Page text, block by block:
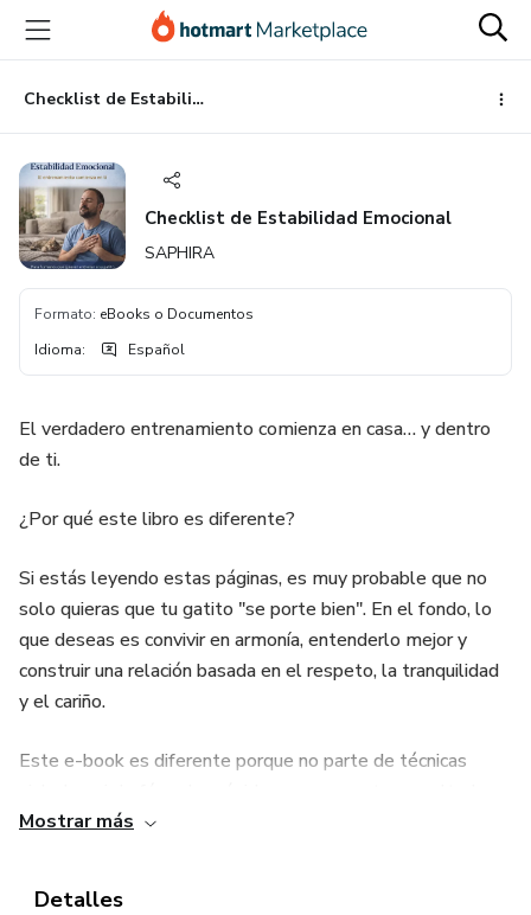
principal
página
de
página
Checklist de Estabilidad Emocional
Checklist de Estabilidad Emocional
SAPHIRA
Formato: eBooks o Documentos
Idioma: Español
El verdadero entrenamiento comienza en casa… y dentro
de ti.
¿Por qué este libro es diferente?
Si estás leyendo estas páginas, es muy probable que no
solo quieras que tu gatito "se porte bien". En el fondo, lo
que deseas es convivir en armonía, entenderlo mejor y
construir una relación basada en el respeto, la tranquilidad
y el cariño.
Este e-book es diferente porque no parte de técnicas
mágicos. Parte de una verdad sencilla, pero poderosa: La
Mostrar más
Detalles